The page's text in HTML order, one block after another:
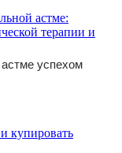
астме:
терапии и
успехом